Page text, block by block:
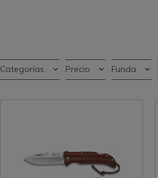
Categorías Precio Funda